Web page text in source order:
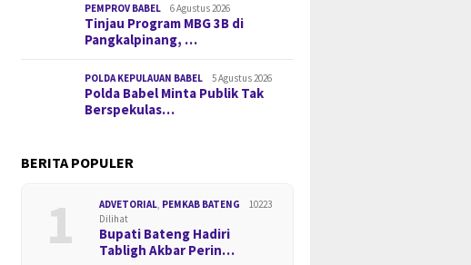
PEMPROV BABEL 6 Agustus 2026
Tinjau Program MBG 3B di
Pangkalpinang, …
POLDA KEPULAUAN BABEL 5 Agustus 2026
Polda Babel Minta Publik Tak
Berspekulas…
BERITA POPULER
1 ADVETORIAL, PEMKAB BATENG
10223
Dilihat
Bupati Bateng Hadiri
Tabligh Akbar Perin…